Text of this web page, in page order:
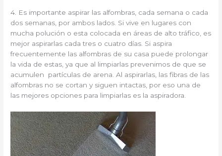
4. Es importante aspirar las alfombras, cada semana o cada
dos semanas, por ambos lados. Si vive en lugares con
mucha polución o esta colocada en áreas de alto tráfico, es
mejor aspirarlas cada tres o cuatro días. Si aspira
frecuentemente las alfombras de su casa puede prolongar
la vida de estas, ya que al limpiarlas prevenimos de que se
acumulen partículas de arena. Al aspirarlas, las fibras de las
alfombras no se cortan y siguen intactas, por eso una de
las mejores opciones para limpiarlas es la aspiradora.